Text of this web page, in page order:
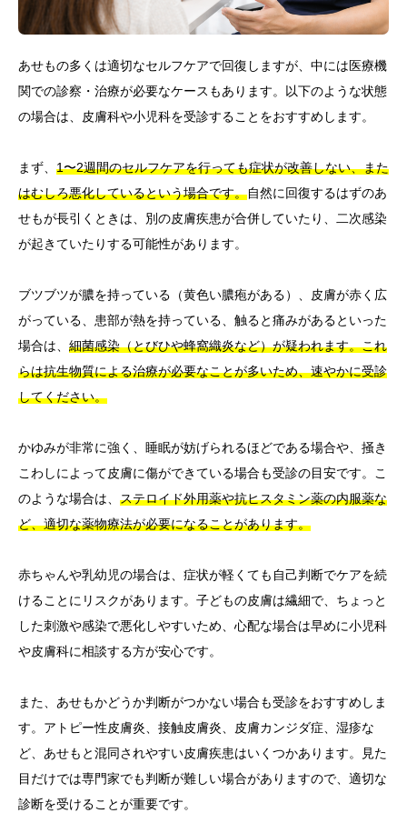
あせもの多くは適切なセルフケアで回復しますが、中には医療機
関での診察・治療が必要なケースもあります。以下のような状態
の場合は、皮膚科や小児科を受診することをおすすめします。
まず、 1〜2週間のセルフケアを行っても症状が改善しない、また
はむしろ悪化しているという場合です。自然に回復するはずのあ
せもが長引くときは、別の皮膚疾患が合併していたり、二次感染
が起きていたりする可能性があります。
ブツブツが膿を持っている（黄色い膿疱がある）、皮膚が赤く広
がっている、患部が熱を持っている、触ると痛みがあるといった
場合は、 細菌感染（とびひや蜂窩織炎など）が疑われます。これ
らは抗生物質による治療が必要なことが多いため、速やかに受診
してください。
かゆみが非常に強く、睡眠が妨げられるほどである場合や、掻き
こわしによって皮膚に傷ができている場合も受診の目安です。こ
のような場合は、 ステロイド外用薬や抗ヒスタミン薬の内服薬な
ど、適切な薬物療法が必要になることがあります。
赤ちゃんや乳幼児の場合は、症状が軽くても自己判断でケアを続
けることにリスクがあります。子どもの皮膚は繊細で、ちょっと
した刺激や感染で悪化しやすいため、心配な場合は早めに小児科
や皮膚科に相談する方が安心です。
また、あせもかどうか判断がつかない場合も受診をおすすめしま
す。アトピー性皮膚炎、接触皮膚炎、皮膚カンジダ症、湿疹な
ど、あせもと混同されやすい皮膚疾患はいくつかあります。見た
目だけでは専門家でも判断が難しい場合がありますので、適切な
診断を受けることが重要です。